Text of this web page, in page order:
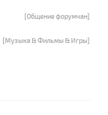
[Общение форумчан]
[Музыка & Фильмы & Игры]